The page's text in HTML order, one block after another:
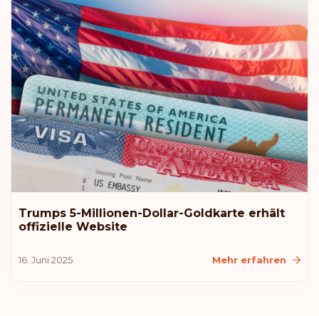
Liechtenstein
Malaysia
Neuseeland
Rang: 10 Visafreie Länder:183
Australien
Kroatien
Trumps 5-Millionen-Dollar-Goldkarte erhält
offizielle Website
16. Juni 2025 Mehr erfahren